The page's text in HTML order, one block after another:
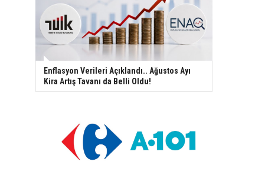
Enflasyon Verileri Açıklandı.. Ağustos Ayı
Kira Artış Tavanı da Belli Oldu!